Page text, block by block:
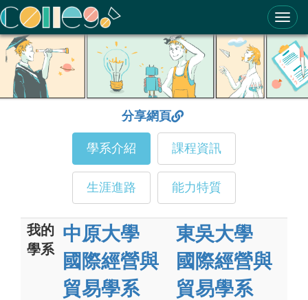
ColleGo! 大學選才與高中育才輔助系統
分享網頁
學系介紹 課程資訊
生涯進路 能力特質
我的
學系
中原大學
國際經營與
貿易學系
東吳大學
國際經營與
貿易學系